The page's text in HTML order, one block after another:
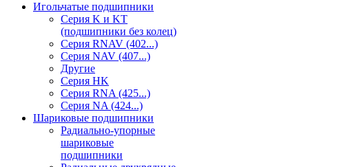
Игольчатые подшипники
Серия K и KT
(подшипники без колец)
Серия RNAV (402...)
Серия NAV (407...)
Другие
Серия HK
Серия RNA (425...)
Серия NA (424...)
Шариковые подшипники
Радиально-упорные
шариковые
подшипники